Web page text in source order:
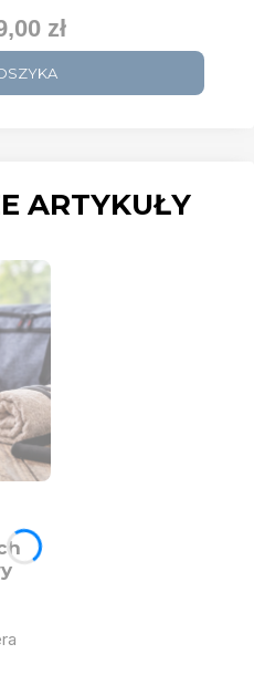
zł
ARTYKUŁY